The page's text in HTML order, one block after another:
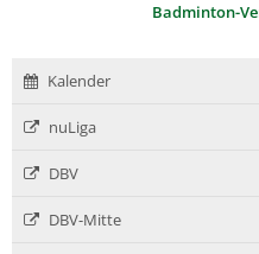
Badminton-
Kalender
nuLiga
DBV
DBV-Mitte